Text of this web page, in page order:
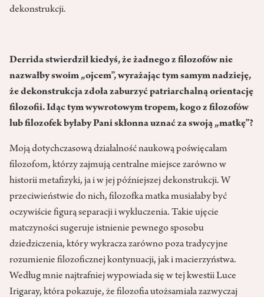
dekonstrukcji.
Derrida stwierdził kiedyś, że żadnego z filozofów nie
nazwałby swoim „ojcem”, wyrażając tym samym nadzieję,
że dekonstrukcja zdoła zaburzyć patriarchalną orientację
filozofii. Idąc tym wywrotowym tropem, kogo z filozofów
lub filozofek byłaby Pani skłonna uznać za swoją „matkę”?
Moją dotychczasową działalność naukową poświęcałam
filozofom, którzy zajmują centralne miejsce zarówno w
historii metafizyki, ja i w jej późniejszej dekonstrukcji. W
przeciwieństwie do nich, filozofka matka musiałaby być
oczywiście figurą separacji i wykluczenia. Takie ujęcie
matczyności sugeruje istnienie pewnego sposobu
dziedziczenia, który wykracza zarówno poza tradycyjne
rozumienie filozoficznej kontynuacji, jak i macierzyństwa.
Według mnie najtrafniej wypowiada się w tej kwestii Luce
Irigaray, która pokazuje, że filozofia utożsamiała zazwyczaj